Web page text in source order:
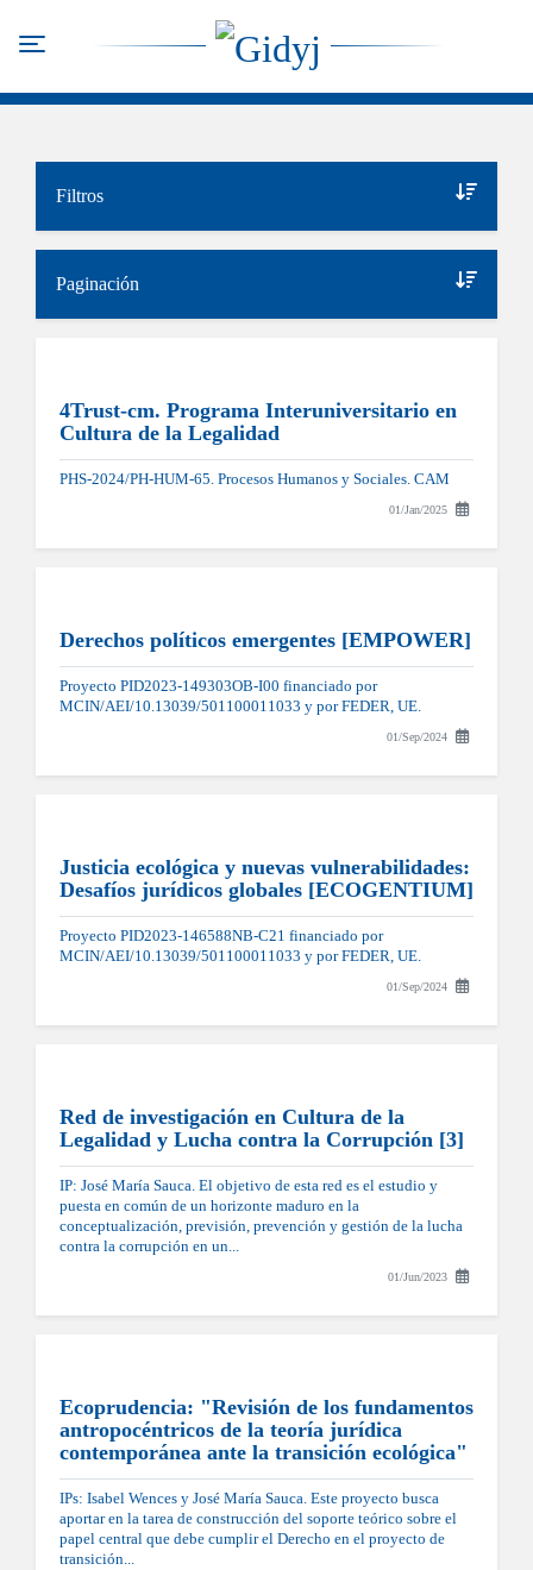
principal
Filtros
Paginación
4Trust-cm. Programa Interuniversitario en
Cultura de la Legalidad
PHS-2024/PH-HUM-65. Procesos Humanos y Sociales. CAM
01/Jan/2025
Derechos políticos emergentes [EMPOWER]
Proyecto PID2023-149303OB-I00 financiado por
MCIN/AEI/10.13039/501100011033 y por FEDER, UE.
01/Sep/2024
Justicia ecológica y nuevas vulnerabilidades:
Desafíos jurídicos globales [ECOGENTIUM]
Proyecto PID2023-146588NB-C21 financiado por
MCIN/AEI/10.13039/501100011033 y por FEDER, UE.
01/Sep/2024
Red de investigación en Cultura de la
Legalidad y Lucha contra la Corrupción [3]
IP: José María Sauca. El objetivo de esta red es el estudio y
puesta en común de un horizonte maduro en la
conceptualización, previsión, prevención y gestión de la lucha
contra la corrupción en un...
01/Jun/2023
Ecoprudencia: "Revisión de los fundamentos
antropocéntricos de la teoría jurídica
contemporánea ante la transición ecológica"
IPs: Isabel Wences y José María Sauca. Este proyecto busca
aportar en la tarea de construcción del soporte teórico sobre el
papel central que debe cumplir el Derecho en el proyecto de
transición...